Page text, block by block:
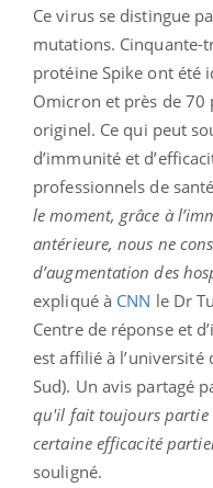
Ce virus se distingue
mutations. Cinquante-
protéine Spike ont été
Omicron et près de 70
originel. Ce qui peut
d’immunité et
professionnels de
le moment, grâce à
antérieure, nous ne
d’augmentation des
expliqué à CNN le Dr
Centre de réponse et
est affilié à l’université
Sud). Un avis partagé
qu'il fait toujours partie
certaine efficacité
souligné.